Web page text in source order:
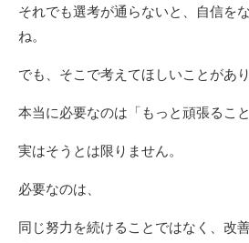
それでも選考が通らないと、自信を
ね。
でも、そこで考えてほしいことがあり
本当に必要なのは「もっと頑張るこ
実はそうとは限りません。
必要なのは、
同じ努力を続けることではなく、改